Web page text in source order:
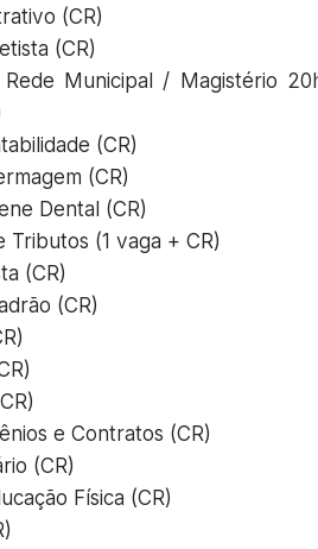
(CR)
(CR)
Rede Municipal / Magistério
(CR)
(CR)
Dental (CR)
Tributos (1 vaga + CR)
(CR)
(CR)
e Contratos (CR)
(CR)
Física (CR)